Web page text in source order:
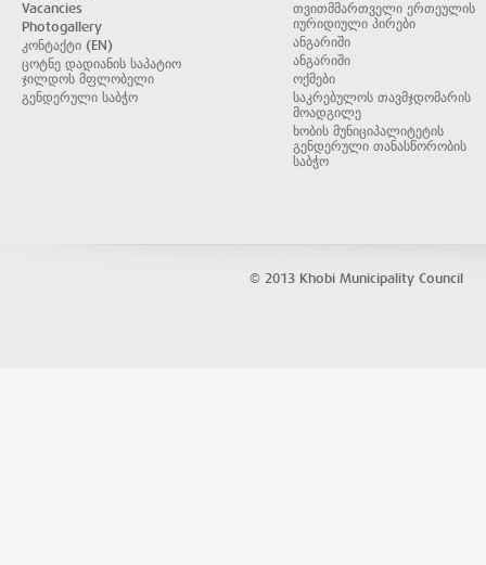
Vacancies
Photogallery
კონტაქტი (EN)
ცოტნე დადიანის საპატიო
ჯილდოს მფლობელი
გენდერული საბჭო
თვითმმართველი ერთეულის
იურიდიული პირები
ანგარიში
ანგარიში
ოქმები
საკრებულოს თავმჯდომარის
მოადგილე
ხობის მუნიციპალიტეტის
გენდერული თანასწორობის
საბჭო
© 2013 Khobi Municipality Council